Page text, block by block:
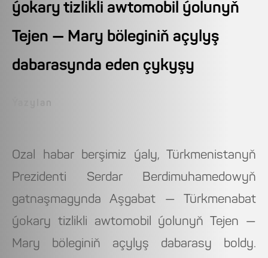
ýokary tizlikli awtomobil ýolunyň
Tejen — Mary böleginiň açylyş
dabarasynda eden çykyşy
Ozal habar berşimiz ýaly, Türkmenistanyň
Prezidenti Serdar Berdimuhamedowyň
gatnaşmagynda Aşgabat — Türkmenabat
ýokary tizlikli awtomobil ýolunyň Tejen —
Mary böleginiň açylyş dabarasy boldy.